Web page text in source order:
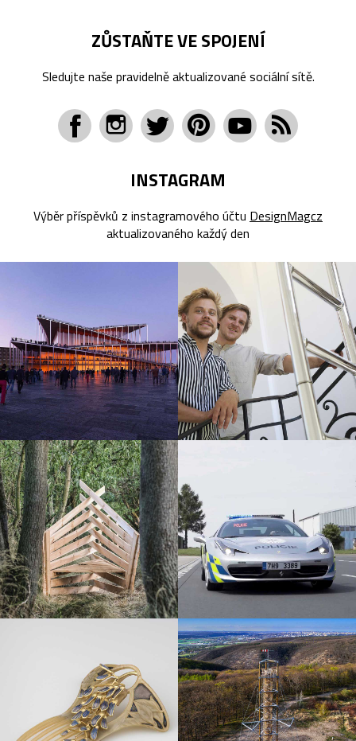
ZŮSTAŇTE VE SPOJENÍ
Sledujte naše pravidelně aktualizované sociální sítě.
INSTAGRAM
Výběr příspěvků z instagramového účtu DesignMagcz
aktualizovaného každý den